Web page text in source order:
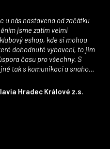
Hradec Králové z.s.
je 5 z 5 hvězdiček.
jsme zatím velmi
eshop, kde si mohou
dohodnuté vybavení, to jim
času pro všechny. S
tak s komunikací a snahou
bude spolupráce pokračovat
první sady dresů ;)